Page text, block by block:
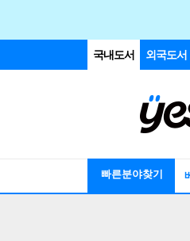
국내도서 외국도서
빠른분야찾기